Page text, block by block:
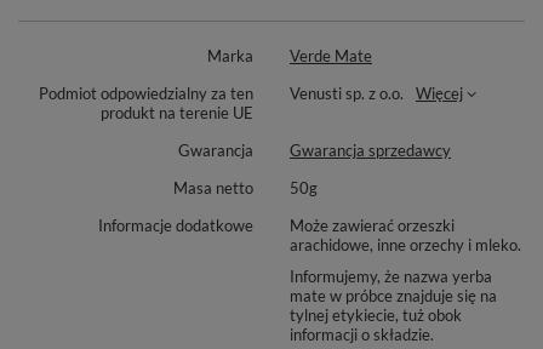
Marka
Verde Mate
Podmiot odpowiedzialny za ten
produkt na terenie UE
Venusti sp. z o.o. Więcej
Gwarancja
Gwarancja sprzedawcy
Masa netto
50g
Informacje dodatkowe
Może zawierać orzeszki
arachidowe, inne orzechy i mleko.
Informujemy, że nazwa yerba
mate w próbce znajduje się na
tylnej etykiecie, tuż obok
informacji o składzie.